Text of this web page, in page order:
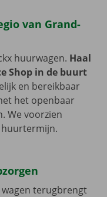
van Grand-
huurwagen. Haal
Shop in de buurt
en bereikbaar
het openbaar
We voorzien
terugbrengt